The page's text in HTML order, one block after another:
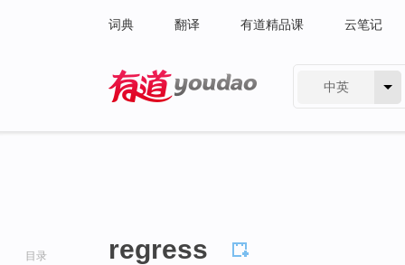
词典 翻译 有道精品课 云笔记
中英
目录 regress